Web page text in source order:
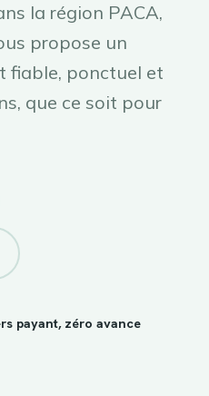
la région PACA,
propose un
fiable, ponctuel et
que ce soit pour
payant, zéro avance